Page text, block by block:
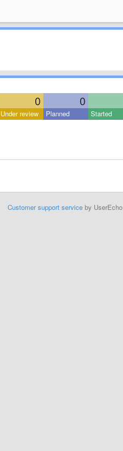
0 0
Under review Planned Started
Customer support serviceby UserEcho